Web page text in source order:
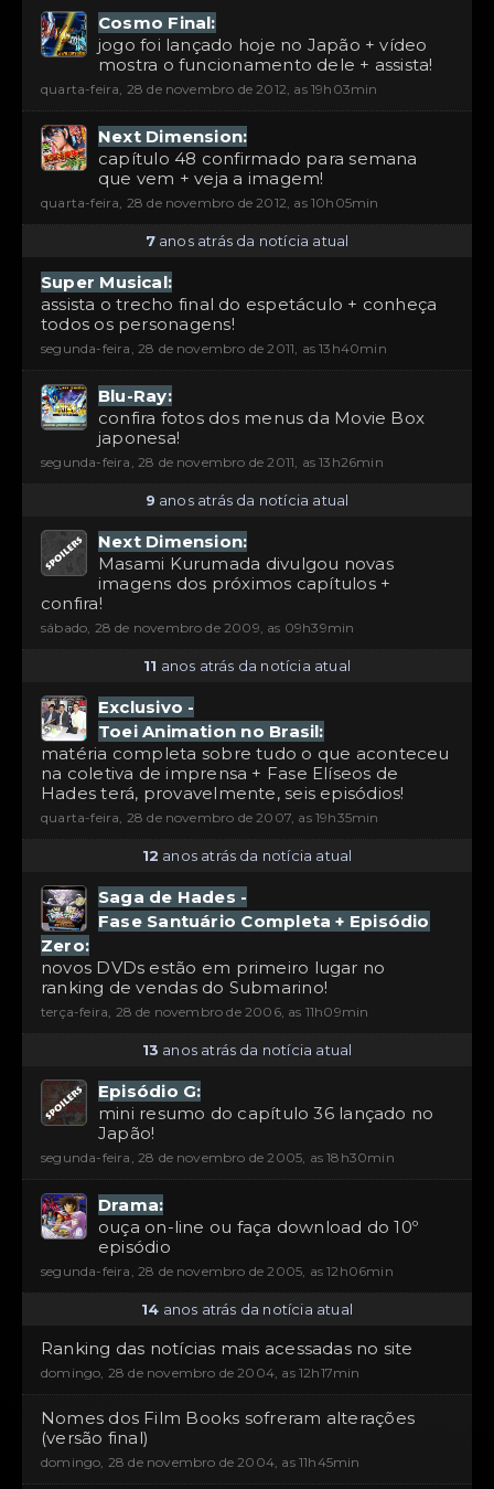
Cosmo Final:
jogo foi lançado hoje no Japão + vídeo
mostra o funcionamento dele + assista!
quarta-feira, 28 de novembro de 2012, as 19h03min
Next Dimension:
capítulo 48 confirmado para semana
que vem + veja a imagem!
quarta-feira, 28 de novembro de 2012, as 10h05min
7anos atrás da notícia atual
Super Musical:
assista o trecho final do espetáculo + conheça
todos os personagens!
segunda-feira, 28 de novembro de 2011, as 13h40min
Blu-Ray:
confira fotos dos menus da Movie Box
japonesa!
segunda-feira, 28 de novembro de 2011, as 13h26min
9 anos atrás da notícia atual
Next Dimension:
Masami Kurumada divulgou novas
imagens dos próximos capítulos +
confira!
sábado, 28 de novembro de 2009, as 09h39min
11 anos atrás da notícia atual
Exclusivo -
Toei Animation no Brasil:
matéria completa sobre tudo o que aconteceu
na coletiva de imprensa + Fase Elíseos de
Hades terá, provavelmente, seis episódios!
quarta-feira, 28 de novembro de 2007, as 19h35min
12 anos atrás da notícia atual
Saga de Hades -
Fase Santuário Completa + Episódio
Zero:
novos DVDs estão em primeiro lugar no
ranking de vendas do Submarino!
terça-feira, 28 de novembro de 2006, as 11h09min
13 anos atrás da notícia atual
Episódio G:
mini resumo do capítulo 36 lançado no
Japão!
segunda-feira, 28 de novembro de 2005, as 18h30min
Drama:
ouça on-line ou faça download do 10º
episódio
segunda-feira, 28 de novembro de 2005, as 12h06min
14 anos atrás da notícia atual
Ranking das notícias mais acessadas no site
domingo, 28 de novembro de 2004, as 12h17min
Nomes dos Film Books sofreram alterações
(versão final)
domingo, 28 de novembro de 2004, as 11h45min